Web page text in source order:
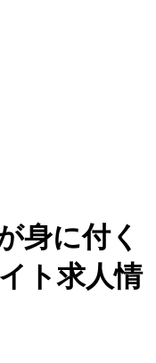
身に付く
ト求人情